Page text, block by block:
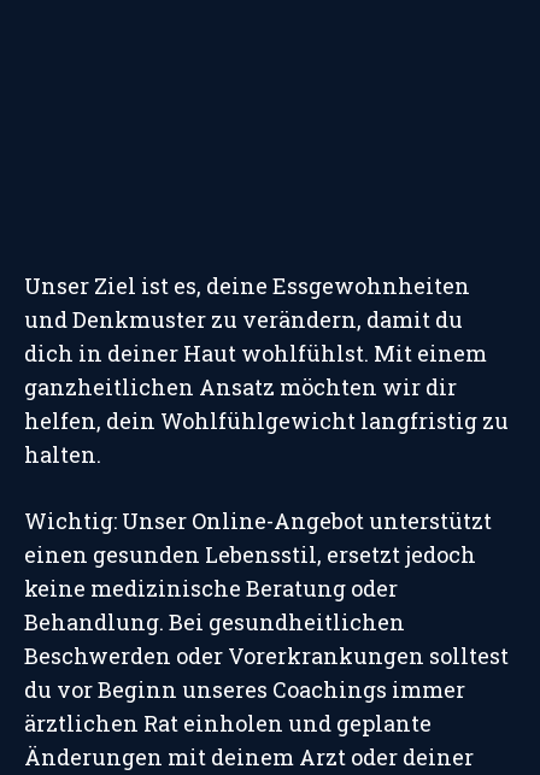
Unser Ziel ist es, deine Essgewohnheiten
und Denkmuster zu verändern, damit du
dich in deiner Haut wohlfühlst. Mit einem
ganzheitlichen Ansatz möchten wir dir
helfen, dein Wohlfühlgewicht langfristig zu
halten.
Wichtig: Unser Online-Angebot unterstützt
einen gesunden Lebensstil, ersetzt jedoch
keine medizinische Beratung oder
Behandlung. Bei gesundheitlichen
Beschwerden oder Vorerkrankungen solltest
du vor Beginn unseres Coachings immer
ärztlichen Rat einholen und geplante
Änderungen mit deinem Arzt oder deiner